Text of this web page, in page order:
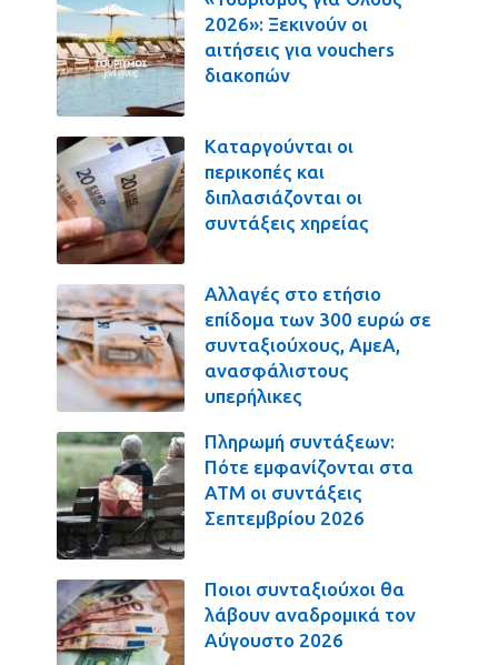
2026»: Ξεκινούν οι
αιτήσεις για vouchers
διακοπών
Καταργούνται οι
περικοπές και
διπλασιάζονται οι
συντάξεις χηρείας
Αλλαγές στο ετήσιο
επίδομα των 300 ευρώ σε
συνταξιούχους, ΑμεΑ,
ανασφάλιστους
υπερήλικες
Πληρωμή συντάξεων:
Πότε εμφανίζονται στα
ΑΤΜ οι συντάξεις
Σεπτεμβρίου 2026
Ποιοι συνταξιούχοι θα
λάβουν αναδρομικά τον
Αύγουστο 2026